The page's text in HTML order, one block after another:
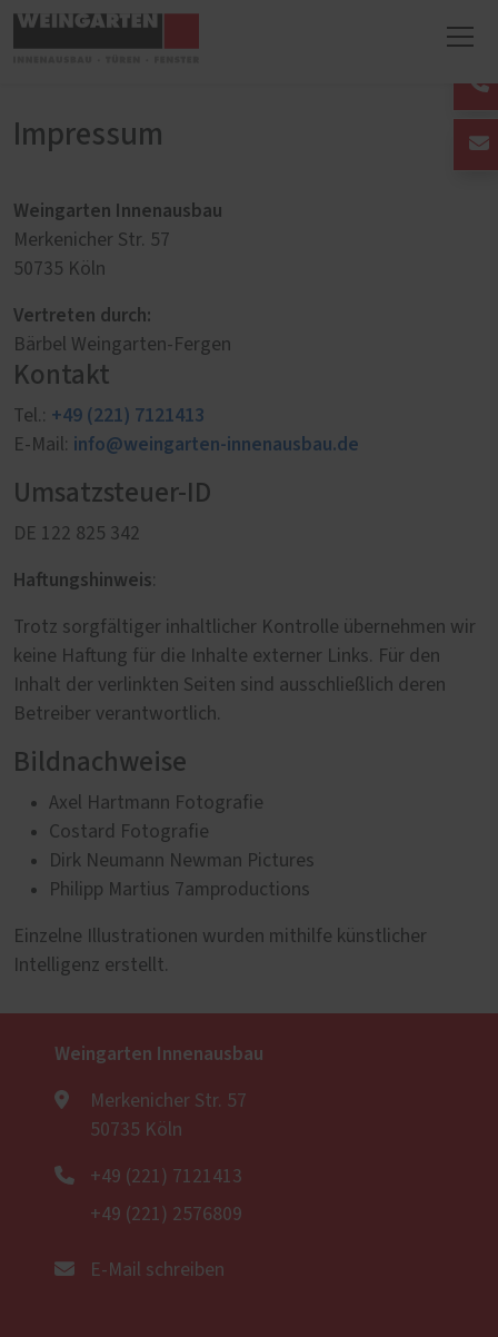
Impressum
Weingarten Innenausbau
Merkenicher Str. 57
50735 Köln
Vertreten durch:
Bärbel Weingarten-Fergen
Kontakt
Tel.: +49 (221) 7121413
E-Mail: info@weingarten-innenausbau.de
Umsatzsteuer-ID
DE 122 825 342
Haftungshinweis:
Trotz sorgfältiger inhaltlicher Kontrolle übernehmen wir
keine Haftung für die Inhalte externer Links. Für den
Inhalt der verlinkten Seiten sind ausschließlich deren
Betreiber verantwortlich.
Bildnachweise
Axel Hartmann Fotografie
Costard Fotografie
Dirk Neumann Newman Pictures
Philipp Martius 7amproductions
Einzelne Illustrationen wurden mithilfe künstlicher
Intelligenz erstellt.
Weingarten Innenausbau
Merkenicher Str. 57
50735 Köln
+49 (221) 7121413
+49 (221) 2576809
E-Mail schreiben